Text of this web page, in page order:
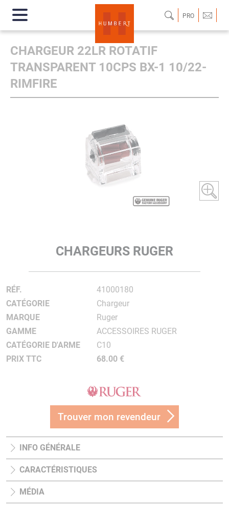
PRO
CHARGEUR 22LR ROTATIF
TRANSPARENT 10CPS BX-1 10/22-
RIMFIRE
CHARGEURS RUGER
RÉF.
41000180
CATÉGORIE
Chargeur
MARQUE
Ruger
GAMME
ACCESSOIRES RUGER
CATÉGORIE D'ARME
C10
PRIX TTC
68.00 €
Trouver mon revendeur
INFO GÉNÉRALE
CARACTÉRISTIQUES
MÉDIA